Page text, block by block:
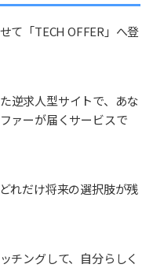
て「TECH OFFER」へ登
逆求人型サイトで、あな
ァーが届くサービスで
れだけ将来の選択肢が残
チングして、自分らしく